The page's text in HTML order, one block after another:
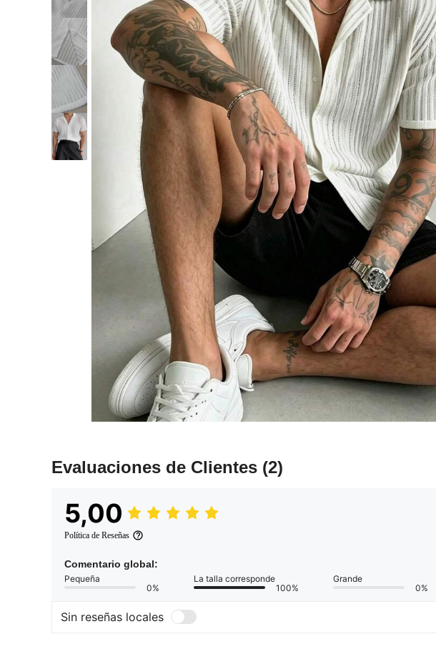
Evaluaciones de Clientes (2)
5,00
Política de Reseñas
Comentario global:
Pequeña
0%
La talla corresponde
100%
Grande
0%
Sin reseñas locales